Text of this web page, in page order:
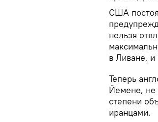
США
нельзя
в Ливане, и
Теперь
Йемене, не
степени
иранцами.